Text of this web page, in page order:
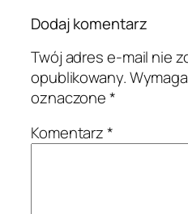
Dodaj komentarz
Twój adres e-mail nie
opublikowany.
oznaczone*
Komentarz*